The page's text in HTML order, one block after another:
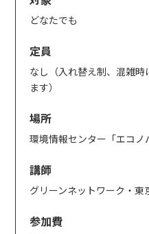
どなたでも
定員
なし（入れ替え制、混雑
ます）
場所
環境情報センター「エコノ
講師
グリーンネットワーク・東
参加費